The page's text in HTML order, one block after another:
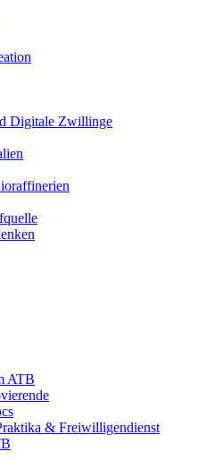
Digitale Zwillinge
ATB
& Freiwilligendienst